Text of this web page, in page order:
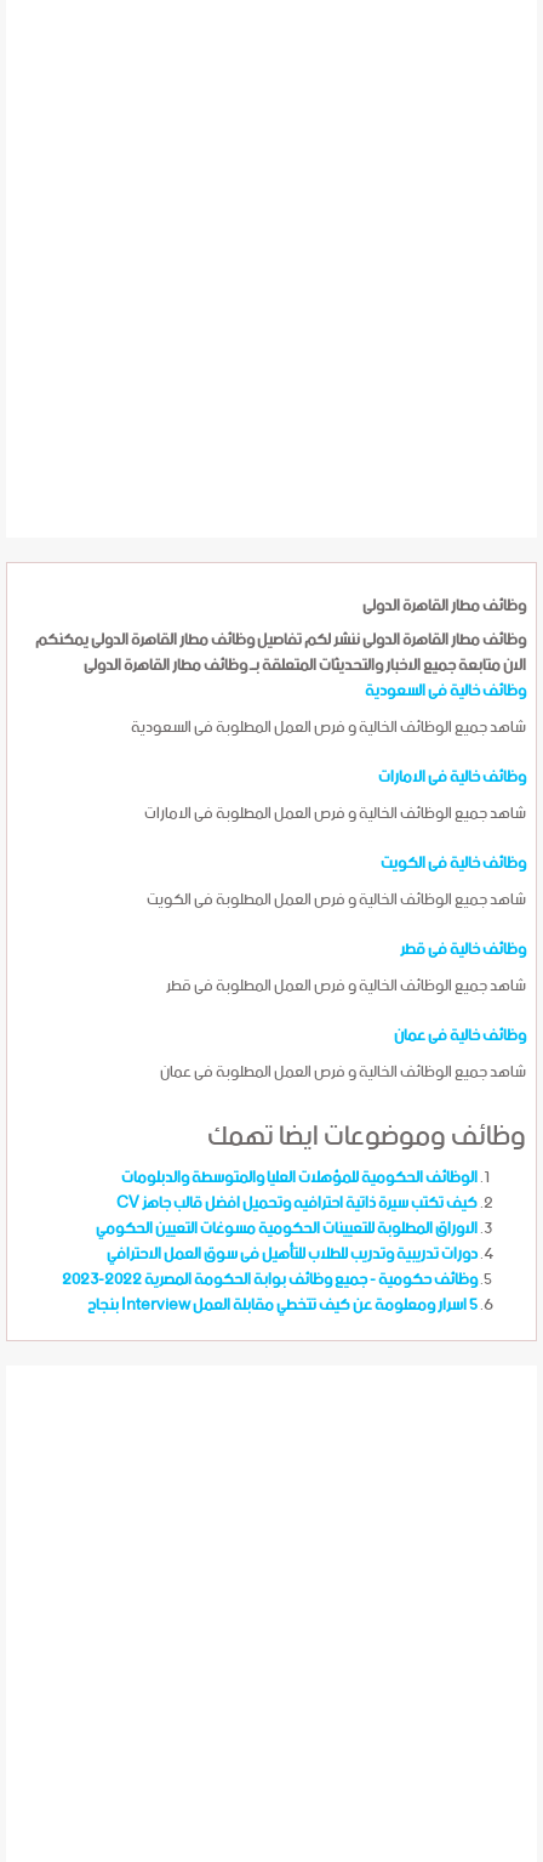
وظائف مطار القاهرة الدولى
وظائف مطار القاهرة الدولى ننشر لكم تفاصيل وظائف مطار القاهرة الدولى يمكنكم
الان متابعة جميع الاخبار والتحديثات المتعلقة بــ وظائف مطار القاهرة الدولى
وظائف خالية فى السعودية
شاهد جميع الوظائف الخالية و فرص العمل المطلوبة فى السعودية
وظائف خالية فى الامارات
شاهد جميع الوظائف الخالية و فرص العمل المطلوبة فى الامارات
وظائف خالية فى الكويت
شاهد جميع الوظائف الخالية و فرص العمل المطلوبة فى الكويت
وظائف خالية فى قطر
شاهد جميع الوظائف الخالية و فرص العمل المطلوبة فى قطر
وظائف خالية فى عمان
شاهد جميع الوظائف الخالية و فرص العمل المطلوبة فى عمان
وظائف وموضوعات ايضا تهمك
الوظائف الحكومية للمؤهلات العليا والمتوسطة والدبلومات
كيف تكتب سيرة ذاتية احترافيه وتحميل افضل قالب جاهز CV
الاوراق المطلوبة للتعيينات الحكومية مسوغات التعيين الحكومي
دورات تدريبية وتدريب للطلاب للتأهيل فى سوق العمل الاحترافي
وظائف حكومية - جميع وظائف بوابة الحكومة المصرية 2022-2023
5 اسرار ومعلومة عن كيف تتخطي مقابلة العمل Interview بنجاح